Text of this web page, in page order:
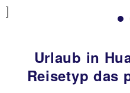
Previous
Urlaub in
Reisetyp das